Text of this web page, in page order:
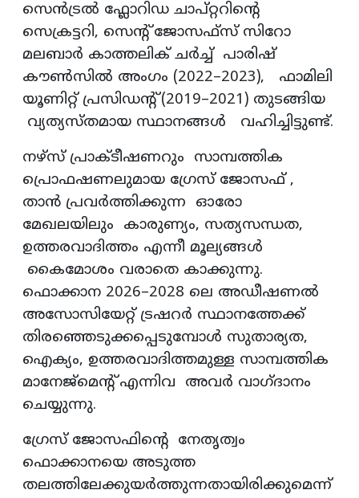
സെൻട്രൽ ഫ്ലോറിഡ ചാപ്റ്ററിന്റെ
സെക്രട്ടറി, സെന്റ് ജോസഫ്സ് സിറോ
മലബാർ കാത്തലിക് ചർച്ച് പാരിഷ്
കൗൺസിൽ അംഗം (2022–2023), ഫാമിലി
യൂണിറ്റ് പ്രസിഡന്റ് (2019–2021) തുടങ്ങിയ
വ്യത്യസ്തമായ സ്ഥാനങ്ങൾ വഹിച്ചിട്ടുണ്ട്.
നഴ്‌സ് പ്രാക്ടീഷണറും സാമ്പത്തിക
പ്രൊഫഷണലുമായ ഗ്രേസ് ജോസഫ് ,
താൻ പ്രവർത്തിക്കുന്ന ഓരോ
മേഖലയിലും കാരുണ്യം, സത്യസന്ധത,
ഉത്തരവാദിത്തം എന്നീ മൂല്യങ്ങൾ
കൈമോശം വരാതെ കാക്കുന്നു.
ഫൊക്കാന 2026–2028 ലെ അഡീഷണൽ
അസോസിയേറ്റ് ട്രഷറർ സ്ഥാനത്തേക്ക്
തിരഞ്ഞെടുക്കപ്പെടുമ്പോൾ സുതാര്യത,
ഐക്യം, ഉത്തരവാദിത്തമുള്ള സാമ്പത്തിക
മാനേജ്‌മെന്റ് എന്നിവ അവർ വാഗ്ദാനം
ചെയ്യുന്നു.
ഗ്രേസ് ജോസഫിന്റെ നേതൃത്വം
ഫൊക്കാനയെ അടുത്ത
തലത്തിലേക്കുയർത്തുന്നതായിരിക്കുമെന്ന്